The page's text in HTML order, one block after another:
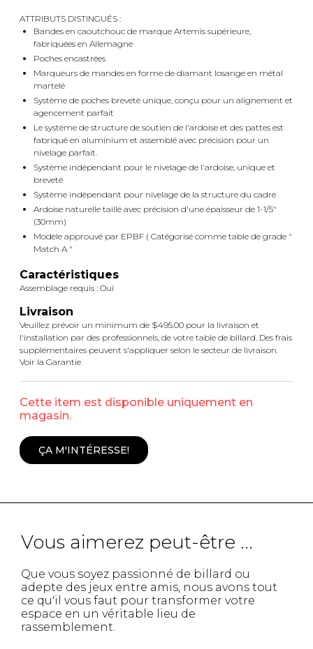
ATTRIBUTS DISTINGUÉS :
Bandes en caoutchouc de marque Artemis supérieure,
fabriquées en Allemagne
Poches encastrées
Marqueurs de mandes en forme de diamant losange en métal
martelé
Système de poches breveté unique, conçu pour un alignement et
agencement parfait
Le système de structure de soutien de l'ardoise et des pattes est
fabriqué en aluminium et assemblé avec précision pour un
nivelage parfait.
Système indépendant pour le nivelage de l'ardoise, unique et
breveté
Système indépendant pour nivelage de la structure du cadre
Ardoise naturelle taillé avec précision d'une épaisseur de 1-1/5"
(30mm)
Modèle approuvé par EPBF ( Catégorisé comme table de grade "
Match A "
Caractéristiques
Assemblage requis : Oui
Livraison
Veuillez prévoir un minimum de $495.00 pour la livraison et
l'installation par des professionnels, de votre table de billard. Des frais
supplémentaires peuvent s'appliquer selon le secteur de livraison.
Voir la Garantie
Cette item est disponible uniquement en
magasin.
ÇA M'INTÉRESSE!
Vous aimerez peut-être ...
Que vous soyez passionné de billard ou
adepte des jeux entre amis, nous avons tout
ce qu'il vous faut pour transformer votre
espace en un véritable lieu de
rassemblement.